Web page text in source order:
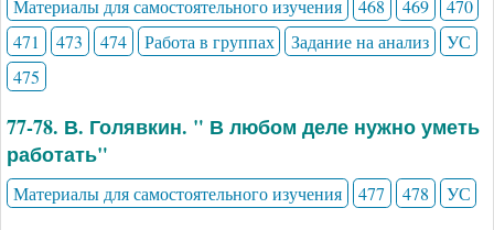
Материалы для самостоятельного изучения 468 469
470
471
473 474 Работа в группах Задание на анализ
УС
475
77-78. В. Голявкин. " В любом деле нужно уметь
работать"
Материалы для самостоятельного изучения 477 478 УС